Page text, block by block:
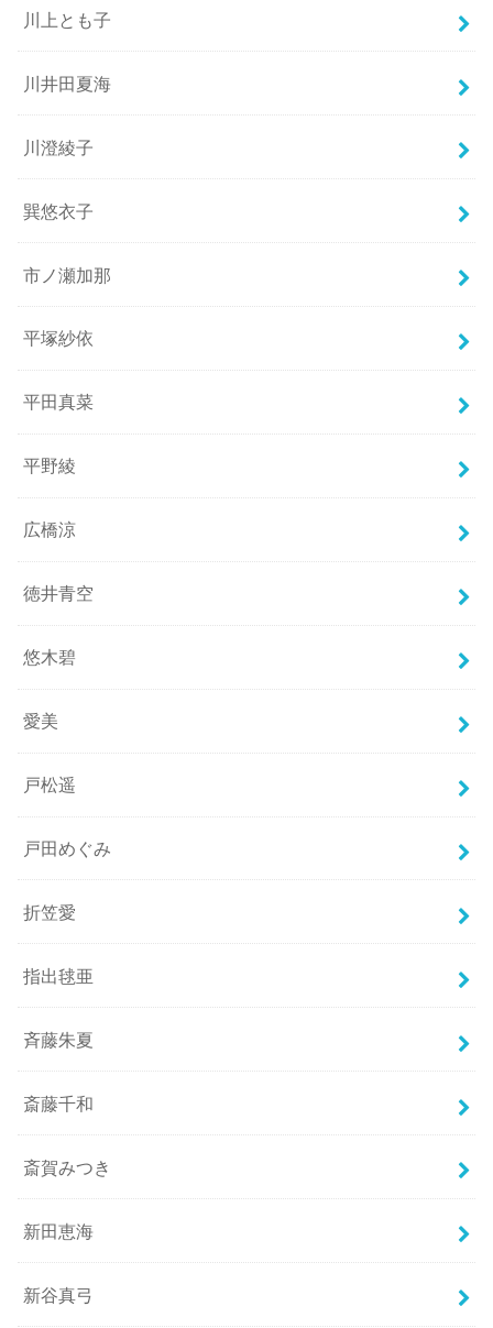
川上とも子
川井田夏海
川澄綾子
巽悠衣子
市ノ瀬加那
平塚紗依
平田真菜
平野綾
広橋涼
徳井青空
悠木碧
愛美
戸松遥
戸田めぐみ
折笠愛
指出毬亜
斉藤朱夏
斎藤千和
斎賀みつき
新田恵海
新谷真弓